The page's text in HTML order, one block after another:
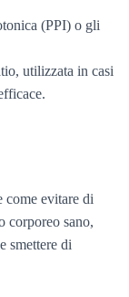
(PPI) o gli
utilizzata in casi
come evitare di
corporeo sano,
smettere di